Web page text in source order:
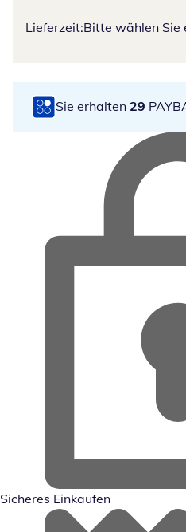
Lieferzeit:Bitte wählen Sie
Sie erhalten 29
Sicheres Einkaufen